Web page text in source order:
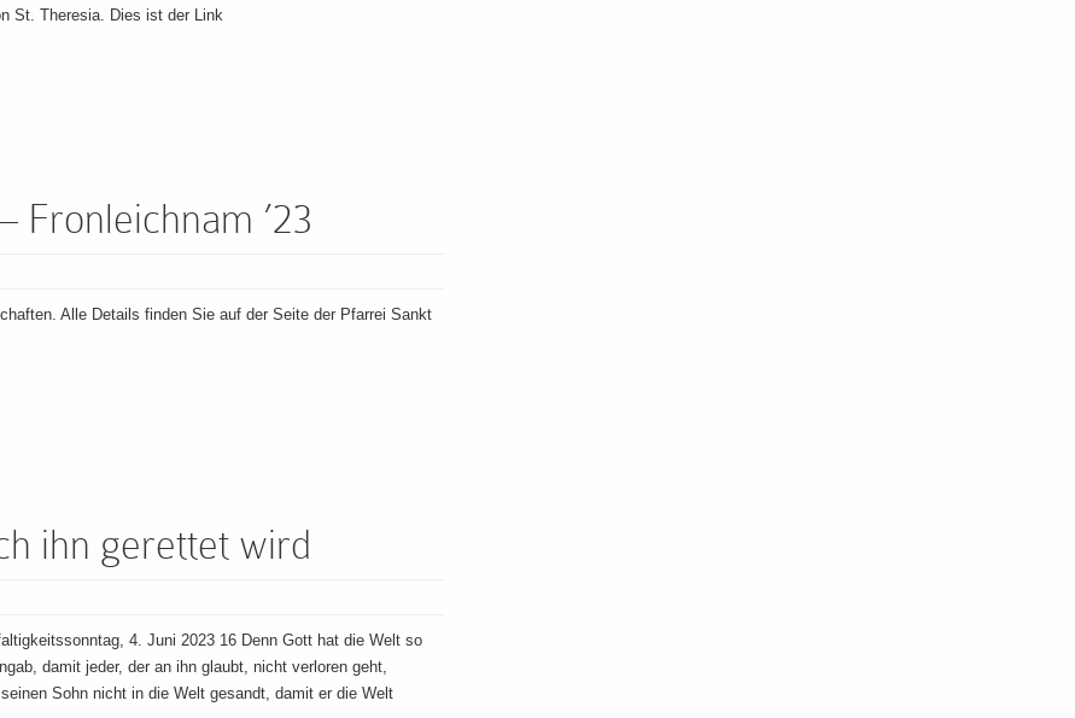
St. Theresia. Dies ist der Link
Fronleichnam ’23
Alle Details finden Sie auf der Seite der Pfarrei Sankt
ihn gerettet wird
4. Juni 2023 16 Denn Gott hat die Welt so
damit jeder, der an ihn glaubt, nicht verloren geht,
Sohn nicht in die Welt gesandt, damit er die Welt